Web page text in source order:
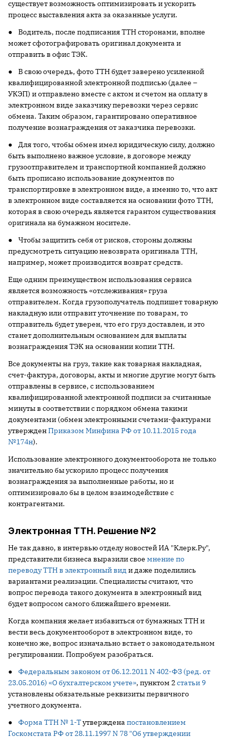
существует возможность оптимизировать и ускорить
процесс выставления акта за оказанные услуги.
● Водитель, после подписания ТТН сторонами, вполне
может сфотографировать оригинал документа и
отправить в офис ТЭК.
● В свою очередь, фото ТТН будет заверено усиленной
квалифицированной электронной подписью (далее –
УКЭП) и отправлено вместе с актом и счетом на оплату в
электронном виде заказчику перевозки через сервис
обмена. Таким образом, гарантировано оперативное
получение вознаграждения от заказчика перевозки.
● Для того, чтобы обмен имел юридическую силу, должно
быть выполнено важное условие, в договоре между
грузоотправителем и транспортной компанией должно
быть прописано использование документов по
транспортировке в электронном виде, а именно то, что акт
в электронном виде составляется на основании фото ТТН,
которая в свою очередь является гарантом существования
оригинала на бумажном носителе.
● Чтобы защитить себя от рисков, стороны должны
предусмотреть ситуацию невозврата оригинала ТТН,
например, может производится возврат средств.
Еще одним преимуществом использования сервиса
является возможность «отслеживания» груза
отправителем. Когда грузополучатель подпишет товарную
накладную или отправит уточнение по товарам, то
отправитель будет уверен, что его груз доставлен, и это
станет дополнительным основанием для выплаты
вознаграждения ТЭК на основании копии ТТН.
Все документы на груз, такие как товарная накладная,
счет-фактура, договоры, акты и многие другие могут быть
отправлены в сервисе, с использованием
квалифицированной электронной подписи за считанные
минуты в соответствии с порядком обмена такими
документами (обмен электронными счетами-фактурами
утвержденПриказом Минфина РФ от 10.11.2015 года
№174н).
Использование электронного документооборота не только
значительно бы ускорило процесс получения
вознаграждения за выполненные работы, но и
оптимизировало бы в целом взаимодействие с
контрагентами.
Электронная ТТН. Решение №2
Не так давно, в интервью отделу новостей ИА "Клерк.Ру",
представители бизнеса выразили свое мнение по
переводу ТТН в электронный вид и даже поделились
вариантами реализации. Специалисты считают, что
вопрос перевода такого документа в электронный вид
будет вопросом самого ближайшего времени.
Когда компания желает избавиться от бумажных ТТН и
вести весь документооборот в электронном виде, то
конечно же, вопрос изначально встает о законодательном
регулировании. Попробуем разобраться.
● Федеральным законом от 06.12.2011 N 402-ФЗ (ред. от
23.05.2016) «О бухгалтерском учете», пунктом 2статьи 9
установлены обязательные реквизиты первичного
учетного документа.
● Форма ТТН № 1-Тутверждена постановлением
Госкомстата РФ от 28.11.1997 N 78 "Об утверждении